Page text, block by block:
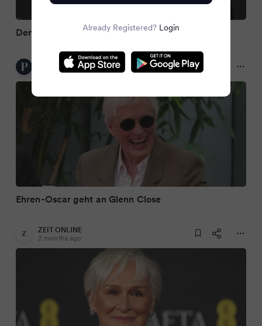
Der Ehren-Oscar geht an Glenn Close
Die Presse
2 months ago
Ehren-Oscar geht an Glenn Close
ZEIT ONLINE
2 months ago
Already Registered? Login